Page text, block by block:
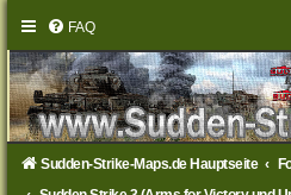
FAQ
Sudden-Strike-Maps.de Hauptseite